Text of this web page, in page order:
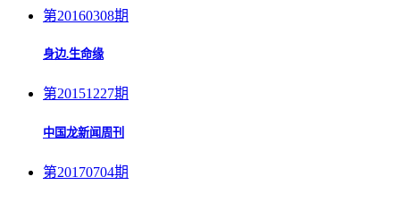
第20160308期
身边.生命缘
第20151227期
中国龙新闻周刊
第20170704期